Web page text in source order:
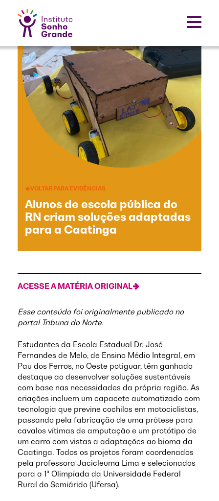
VOLTAR PARA EVIDÊNCIAS
Alunos de escola pública do
RN criam soluções adaptadas
para a Caatinga
ACESSE A MATÉRIA ORIGINAL
Esse conteúdo foi originalmente publicado no
portal Tribuna do Norte.
Estudantes da Escola Estadual Dr. José
Fernandes de Melo, de Ensino Médio Integral, em
Pau dos Ferros, no Oeste potiguar, têm ganhado
destaque ao desenvolver soluções sustentáveis
com base nas necessidades da própria região. As
criações incluem um capacete automatizado com
tecnologia que previne cochilos em motociclistas,
passando pela fabricação de uma prótese para
cavalos vítimas de amputação e um protótipo de
um carro com vistas a adaptações ao bioma da
Caatinga. Todos os projetos foram coordenados
pela professora Jacicleuma Lima e selecionados
para a 1ª Olimpíada da Universidade Federal
Rural do Semiárido (Ufersa).